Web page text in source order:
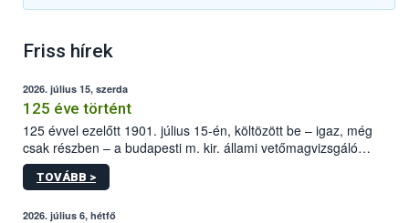
Friss hírek
2026. július 15, szerda
125 éve történt
125 évvel ezelőtt 1901. július 15-én, költözött be – igaz, még
csak részben – a budapesti m. kir. állami vetőmagvizsgáló
állomás a Kis Rókus utca 15. szám alatti, Czigler Győző által
tervezett új épületébe.
TOVÁBB >
2026. július 6, hétfő